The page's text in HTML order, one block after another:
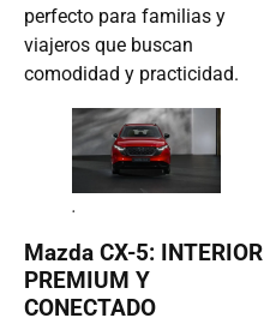
perfecto para familias y
viajeros que buscan
comodidad y practicidad.
.
Mazda CX-5: INTERIOR
PREMIUM Y
CONECTADO